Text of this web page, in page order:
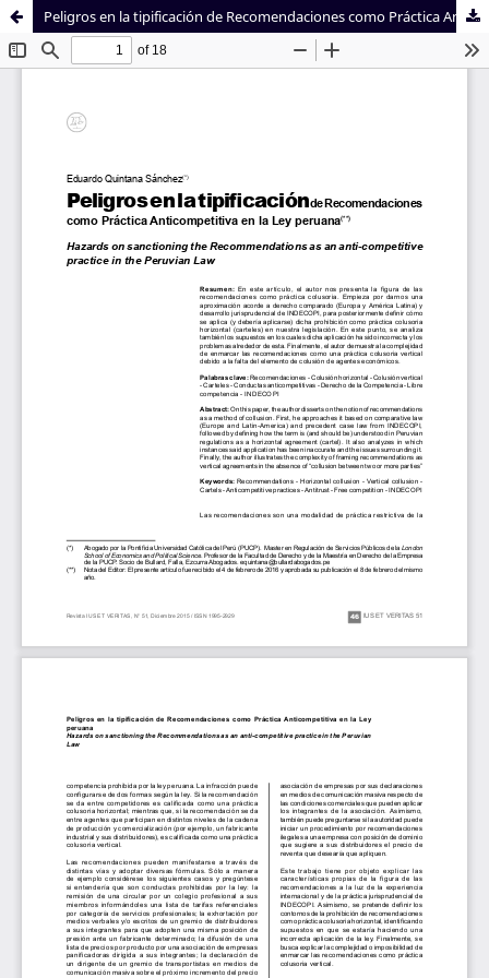
Sistema de
Bibliotecas
Facultad de
Derecho
Peligros en la tipificación de Recomendaciones como Práctica Anticompetitiva en la Ley peruana